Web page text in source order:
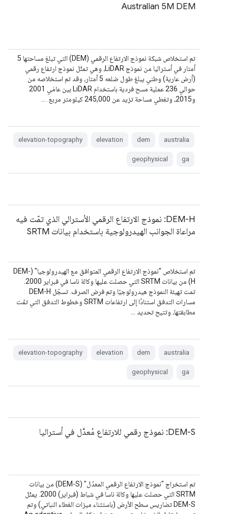
Australian 5M DEM
تم استخلاص شبكة نموذج الارتفاع الرقمي (DEM) التي تبلغ مساحتها 5
أمتار في أستراليا من نموذج LiDAR، وهي تمثّل نموذج ارتفاع رقمي
(أرض عارية) وطني يبلغ طول ضلعه 5 أمتار، وقد تم استخلاصه من
حوالي 236 عملية مسح فردية باستخدام LiDAR بين عامَي 2001
و2015، وتغطي مساحة تزيد عن 245,000 كيلومتر مربع. …
australia
dem
elevation
elevation-topography
ga
geophysical
DEM-H: نموذج الارتفاع الرقمي الأسترالي الذي تمّت فيه
مراعاة الجوانب الهيدرولوجية باستخدام بيانات SRTM
تم استخلاص "نموذج الارتفاع الرقمي المتوافق مع الهيدرولوجيا" (DEM-
تمت تهيئة النموذج هيدرولوجيًا وتم فرض الصرف. تسجّل DEM-H
مسارات التدفق استنادًا إلى ارتفاعات SRTM وخطوط التدفق التي تمّت
مطابقتها، وتتيح تحديد …
australia
dem
elevation
elevation-topography
ga
geophysical
DEM-S: نموذج رقمي للارتفاع مُعدَّل في أستراليا
تم استخراج "نموذج الارتفاع الرقمي المعدّل" (DEM-S) من بيانات
SRTM التي حصلت عليها وكالة ناسا في شباط (فبراير) 2000. يمثّل
DEM-S تضاريس سطح الأرض (باستثناء ميزات الغطاء النباتي) وتم